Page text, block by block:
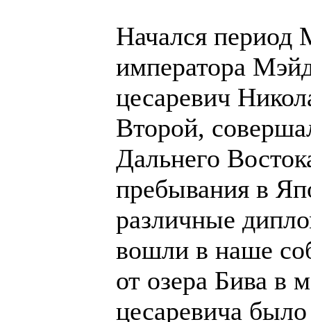
Начался период
императора
цесаревич
Второй,
Дальнего
пребывания в
различные
вошли в наше
от озера Бива в
цесаревича